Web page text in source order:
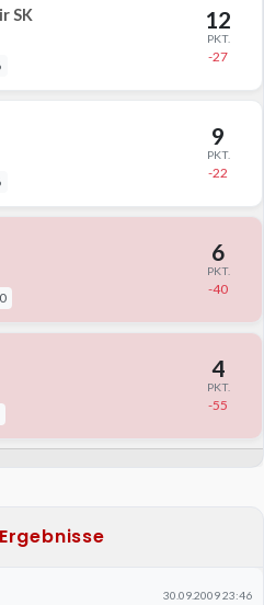
SK 12
PKT.
-27
9
PKT.
-22
6
PKT.
-40
4
PKT.
-55
30.09.2009 23:46